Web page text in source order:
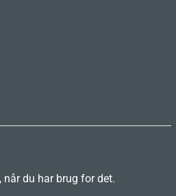
du har brug for det.